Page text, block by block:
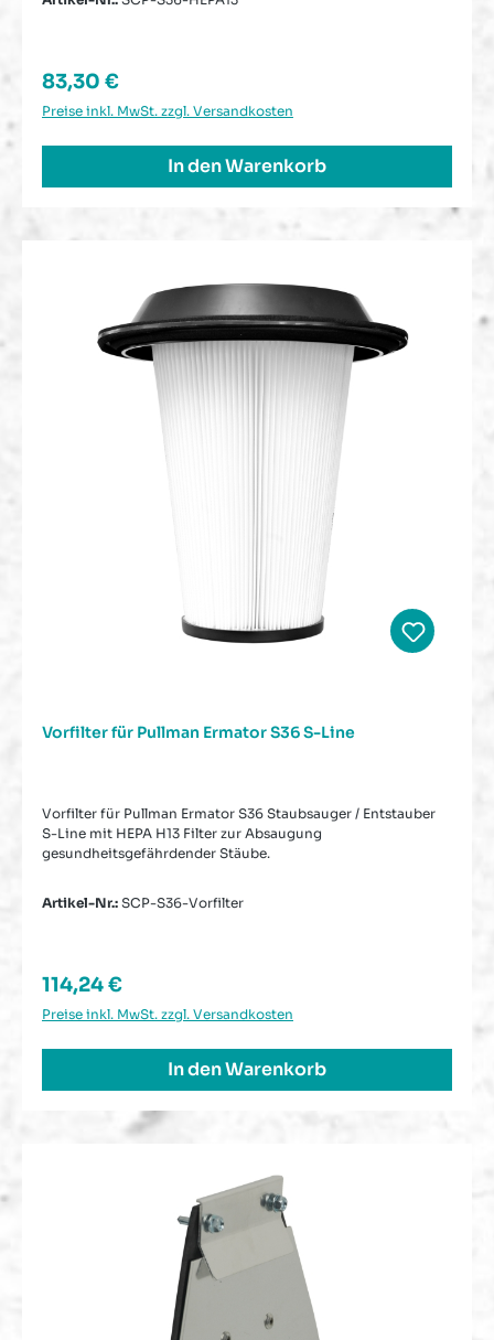
Regulärer Preis:
83,30 €
Preise inkl. MwSt. zzgl. Versandkosten
In den Warenkorb
Vorfilter für Pullman Ermator S36 S-Line
Vorfilter für Pullman Ermator S36 Staubsauger / Entstauber
S-Line mit HEPA H13 Filter zur Absaugung
gesundheitsgefährdender Stäube.
Artikel-Nr.: SCP-S36-Vorfilter
Regulärer Preis:
114,24 €
Preise inkl. MwSt. zzgl. Versandkosten
In den Warenkorb